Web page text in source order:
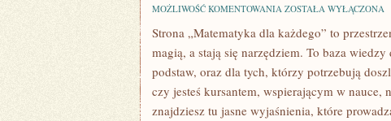
MOŻLIWOŚĆ KOMENTOWANIA ANALIZA
ZOSTAŁA WYŁĄCZONA
Strona „Matematyka dla każdego” to
magią, a stają się narzędziem. To baza
podstaw, oraz dla tych, którzy potrzebują
czy jesteś kursantem, wspierającym w nauce,
znajdziesz tu jasne wyjaśnienia, które